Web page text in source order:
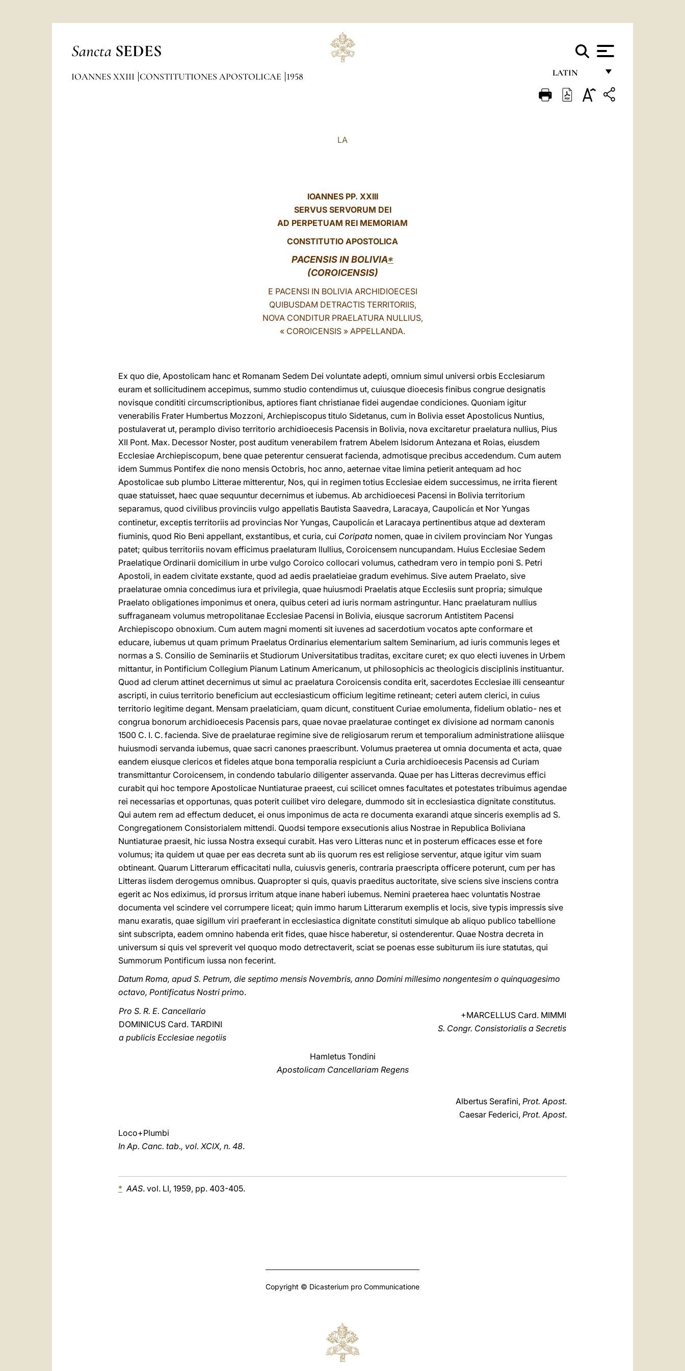
Sancta SEDES
LATIN
FRANÇAIS
IOANNES XXIII CONSTITUTIONES APOSTOLICAE 1958
LA
IOANNES PP. XXIII
SERVUS SERVORUM DEI
AD PERPETUAM REI MEMORIAM
CONSTITUTIO APOSTOLICA
PACENSIS IN BOLIVIA*
(COROICENSIS)
E PACENSI IN BOLIVIA ARCHIDIOECESI
QUIBUSDAM DETRACTIS TERRITORIIS,
NOVA CONDITUR PRAELATURA NULLIUS,
« COROICENSIS » APPELLANDA.
Ex quo die, Apostolicam hanc et Romanam Sedem Dei voluntate adepti, omnium simul universi orbis Ecclesiarum
euram et sollicitudinem accepimus, summo studio contendimus ut, cuiusque dioecesis finibus congrue designatis
novisque condititi circumscriptionibus, aptiores fiant christianae fidei augendae condiciones. Quoniam igitur
venerabilis Frater Humbertus Mozzoni, Archiepiscopus titulo Sidetanus, cum in Bolivia esset Apostolicus Nuntius,
postulaverat ut, peramplo diviso territorio archidioecesis Pacensis in Bolivia, nova excitaretur praelatura nullius, Pius
XII Pont. Max. Decessor Noster, post auditum venerabilem fratrem Abelem Isidorum Antezana et Roias, eiusdem
Ecclesiae Archiepiscopum, bene quae peterentur censuerat facienda, admotisque precibus accedendum. Cum autem
idem Summus Pontifex die nono mensis Octobris, hoc anno, aeternae vitae limina petierit antequam ad hoc
Apostolicae sub plumbo Litterae mitterentur, Nos, qui in regimen totius Ecclesiae eidem successimus, ne irrita fierent
quae statuisset, haec quae sequuntur decernimus et iubemus. Ab archidioecesi Pacensi in Bolivia territorium
separamus, quod civilibus provinciis vulgo appellatis Bautista Saavedra, Laracaya, Caupolicán et Nor Yungas
continetur, exceptis territoriis ad provincias Nor Yungas, Caupolicán et Laracaya pertinentibus atque ad dexteram
fiuminis, quod Rio Beni appellant, exstantibus, et curia, cui Coripata nomen, quae in civilem provinciam Nor Yungas
patet; quibus territoriis novam efficimus praelaturam llullius, Coroicensem nuncupandam. Huius Ecclesiae Sedem
Praelatique Ordinarii domicilium in urbe vulgo Coroico collocari volumus, cathedram vero in tempio poni S. Petri
Apostoli, in eadem civitate exstante, quod ad aedis praelatieiae gradum evehimus. Sive autem Praelato, sive
praelaturae omnia concedimus iura et privilegia, quae huiusmodi Praelatis atque Ecclesiis sunt propria; simulque
Praelato obligationes imponimus et onera, quibus ceteri ad iuris normam astringuntur. Hanc praelaturam nullius
suffraganeam volumus metropolitanae Ecclesiae Pacensi in Bolivia, eiusque sacrorum Antistitem Pacensi
Archiepiscopo obnoxium. Cum autem magni momenti sit iuvenes ad sacerdotium vocatos apte conformare et
educare, iubemus ut quam primum Praelatus Ordinarius elementarium saltem Seminarium, ad iuris communis leges et
normas a S. Consilio de Seminariis et Studiorum Universitatibus traditas, excitare curet; ex quo electi iuvenes in Urbem
mittantur, in Pontificium Collegium Pianum Latinum Americanum, ut philosophicis ac theologicis disciplinis instituantur.
Quod ad clerum attinet decernimus ut simul ac praelatura Coroicensis condita erit, sacerdotes Ecclesiae illi censeantur
ascripti, in cuius territorio beneficium aut ecclesiasticum officium legitime retineant; ceteri autem clerici, in cuius
territorio legitime degant. Mensam praelaticiam, quam dicunt, constituent Curiae emolumenta, fidelium oblatio- nes et
congrua bonorum archidioecesis Pacensis pars, quae novae praelaturae continget ex divisione ad normam canonis
1500 C. I. C. facienda. Sive de praelaturae regimine sive de religiosarum rerum et temporalium administratione aliisque
huiusmodi servanda iubemus, quae sacri canones praescribunt. Volumus praeterea ut omnia documenta et acta, quae
eandem eiusque clericos et fideles atque bona temporalia respiciunt a Curia archidioecesis Pacensis ad Curiam
transmittantur Coroicensem, in condendo tabulario diligenter asservanda. Quae per has Litteras decrevimus effici
curabit qui hoc tempore Apostolicae Nuntiaturae praeest, cui scilicet omnes facultates et potestates tribuimus agendae
rei necessarias et opportunas, quas poterit cuilibet viro delegare, dummodo sit in ecclesiastica dignitate constitutus.
Qui autem rem ad effectum deducet, ei onus imponimus de acta re documenta exarandi atque sinceris exemplis ad S.
Congregationem Consistorialem mittendi. Quodsi tempore exsecutionis alius Nostrae in Republica Boliviana
Nuntiaturae praesit, hic iussa Nostra exsequi curabit. Has vero Litteras nunc et in posterum efficaces esse et fore
volumus; ita quidem ut quae per eas decreta sunt ab iis quorum res est religiose serventur, atque igitur vim suam
obtineant. Quarum Litterarum efficacitati nulla, cuiusvis generis, contraria praescripta officere poterunt, cum per has
Litteras iisdem derogemus omnibus. Quapropter si quis, quavis praeditus auctoritate, sive sciens sive insciens contra
egerit ac Nos ediximus, id prorsus irritum atque inane haberi iubemus. Nemini praeterea haec voluntatis Nostrae
documenta vel scindere vel corrumpere liceat; quin immo harum Litterarum exemplis et locis, sive typis impressis sive
manu exaratis, quae sigillum viri praeferant in ecclesiastica dignitate constituti simulque ab aliquo publico tabellione
sint subscripta, eadem omnino habenda erit fides, quae hisce haberetur, si ostenderentur. Quae Nostra decreta in
universum si quis vel spreverit vel quoquo modo detrectaverit, sciat se poenas esse subiturum iis iure statutas, qui
Summorum Pontificum iussa non fecerint.
Datum Roma, apud S. Petrum, die septimo mensis Novembris, anno Domini millesimo nongentesim o quinquagesimo
octavo, Pontificatus Nostri primo.
Pro S. R. E. Cancellario
DOMINICUS Card. TARDINI
a publicis Ecclesiae negotiis
+MARCELLUS Card. MIMMI
S. Congr. Consistorialis a Secretis
Hamletus Tondini
Apostolicam Cancellariam Regens
Albertus Serafini, Prot. Apost.
Caesar Federici, Prot. Apost.
Loco+Plumbi
In Ap. Canc. tab., vol. XCIX, n. 48.
* AAS. vol. LI, 1959, pp. 403-405.
Copyright © Dicasterium pro Communicatione